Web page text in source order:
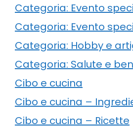
Categoria: Evento
Categoria: Evento
Categoria: Hobby e
Categoria: Salute e
Cibo e cucina
Cibo e cucina –
Cibo e cucina – Ricette